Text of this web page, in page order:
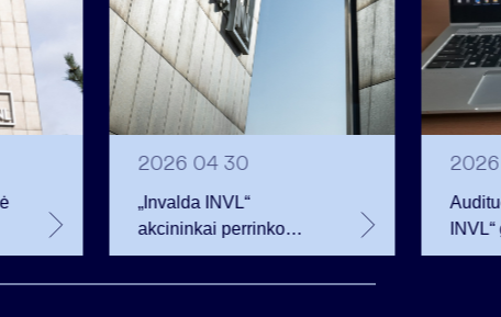
2026 04 30
„Invalda INVL“
akcininkai perrinko
valdybą, patvirtino
dividendus